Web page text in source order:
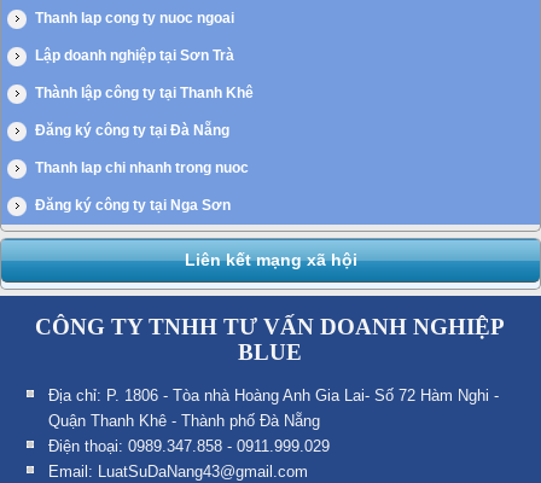
Thanh lap cong ty nuoc ngoai
Lập doanh nghiệp tại Sơn Trà
Thành lập công ty tại Thanh Khê
Đăng ký công ty tại Đà Nẵng
Thanh lap chi nhanh trong nuoc
Đăng ký công ty tại Nga Sơn
Liên kết mạng xã hội
CÔNG TY TNHH TƯ VẤN DOANH NGHIỆP
BLUE
Địa chỉ: P. 1806 - Tòa nhà Hoàng Anh Gia Lai- Số 72 Hàm Nghi -
Quận Thanh Khê - Thành phố Đà Nẵng
Điện thoại: 0989.347.858 - 0911.999.029
Email: LuatSuDaNang43@gmail.com